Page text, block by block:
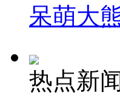
呆萌大
热点新